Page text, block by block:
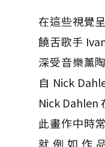
在這些視覺
饒舌歌手
深受音樂薰
自 Nick
Nick Dahlen
此畫作中時
就例如作